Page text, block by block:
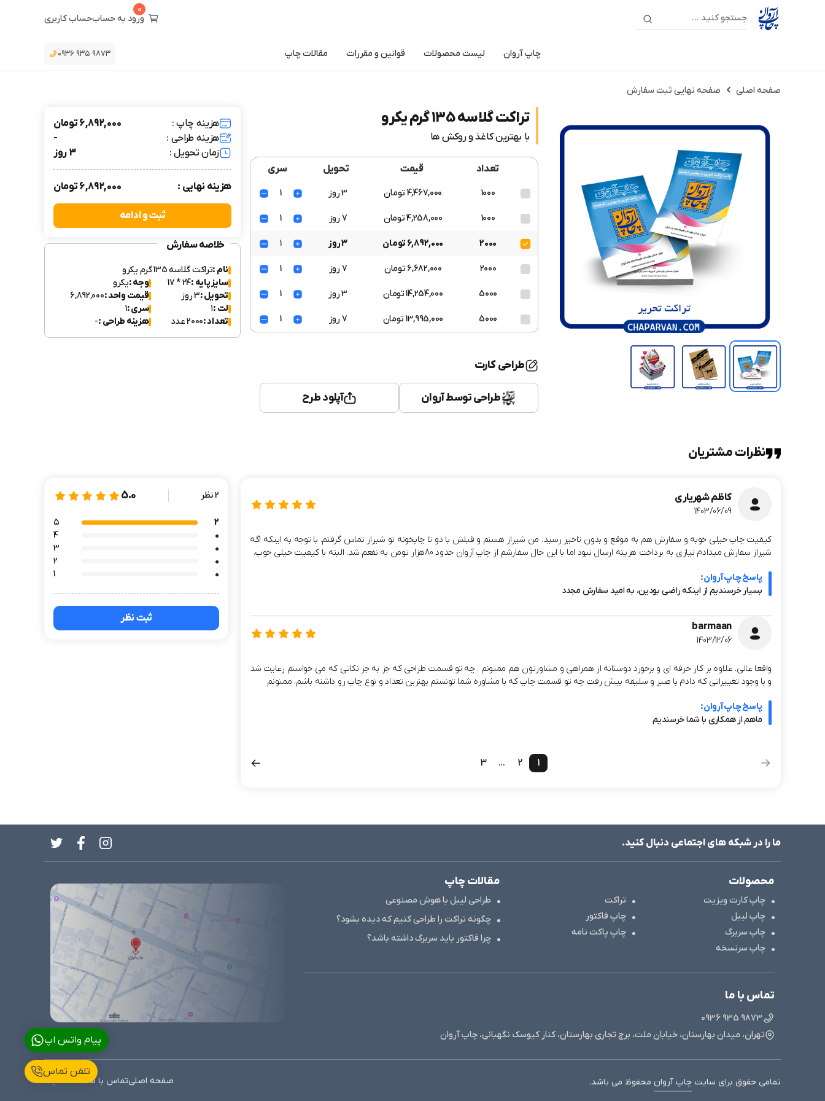
0
ورود به حسابحساب کاربری
چاپ آروان لیست محصولات قوانین و مقررات مقالات چاپ ۰۹۳۶ ۹۳۵ ۹۸۷۳
صفحه اصلی صفحه نهایی ثبت سفارش
تراکت گلاسه 135 گرم یکرو
با بهترین کاغذ و روکش ها
تعداد قیمت تحویل سری
1000 4,467,000 تومان 3 روز 1
1000 4,258,000 تومان 7 روز 1
2000 6,892,000 تومان 3 روز 1
2000 6,682,000 تومان 7 روز 1
5000 14,254,000 تومان 3 روز 1
5000 13,995,000 تومان 7 روز 1
طراحی کارت
طراحی توسط آروان آپلود طرح
خلاصه سفارش
نام :تراکت گلاسه 135 گرم یکرو
سایز پایه :24 * 17 وجه :یکرو
تحویل :3 روز قیمت واحد :6,892,000
لت :۱ سری :1
تعداد :2000 عدد هزینه طراحی :-
هزینه چاپ :
6,892,000 تومان
هزینه طراحی :
-
زمان تحویل :
3 روز
هزینه نهایی : 6,892,000 تومان
ثبت و ادامه
نظرات مشتریان
2 نظر 5.0
2
۵
0
4
0
3
0
2
0
1
ثبت نظر
کاظم شهریاری
1403/06/09
کیفیت چاپ خیلی خوبه و سفارش هم به موقع و بدون تاخیر رسید. من شیراز هستم و قبلش با دو تا چاپخونه تو شیراز تماس گرفتم. با توجه به اینکه اگه
شیراز سفارش میدادم نیازی به پرداخت هزینه ارسال نبود اما با این حال سفارشم از چاپ آروان حدود 80هزار تومن به نفعم شد. البته با کیفیت خیلی خوب.
پاسخ چاپ آروان:
بسیار خرسندیم از اینکه راضی بودین، به امید سفارش مجدد
barmaan
1403/12/06
واقعا عالی. علاوه بر کار حرفه ای و برخورد دوستانه از همراهی و مشاورتون هم ممنونم . چه تو قسمت طراحی که جز به جز نکاتی که می خواستم رعایت شد
و با وجود تغییراتی که دادم با صبر و سلیقه پیش رفت چه تو قسمت چاپ که با مشاوره شما تونستم بهترین تعداد و نوع چاپ رو داشته باشم. ممنونم
پاسخ چاپ آروان:
ماهم از همکاری با شما خرسندیم
1
2
...
3
تلفن تماس
پیام واتس اپ
ما را در شبکه های اجتماعی دنبال کنید.
محصولات
چاپ کارت ویزیت
تراکت
چاپ لیبل
چاپ فاکتور
چاپ سربرگ
چاپ پاکت نامه
چاپ سرنسخه
مقالات چاپ
طراحی لیبل با هوش مصنوعی
چگونه تراکت را طراحی کنیم که دیده بشود؟
چرا فاکتور باید سربرگ داشته باشد؟
تماس با ما
9873 935 0936
تهران، میدان بهارستان، خیابان ملت، برج تجاری بهارستان، کنار کیوسک نگهبانی، چاپ آروان
صفحه اصلیتماس با مانقشه سایت تمامی حقوق برای سایت چاپ آروان محفوظ می باشد.